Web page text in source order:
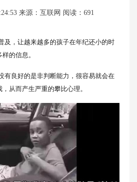
来源：互联网 阅读：691
及，让越来越多的孩子在年纪还小的时
的信息。
有良好的是非判断能力，很容易就会在
从而产生严重的攀比心理。